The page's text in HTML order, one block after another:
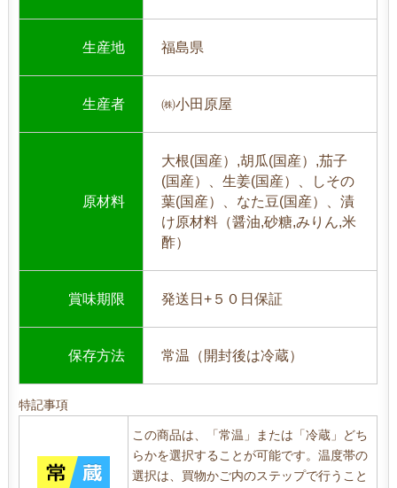
生産地 福島県
生産者 ㈱小田原屋
原材料
大根(国産）,胡瓜(国産）,茄子
(国産）、生姜(国産）、しその
葉(国産）、なた豆(国産）、漬
け原材料（醤油,砂糖,みりん,米
酢）
賞味期限 発送日+５０日保証
保存方法 常温（開封後は冷蔵）
特記事項
この商品は、「常温」または「冷蔵」どち
らかを選択することが可能です。温度帯の
選択は、買物かご内のステップで行うこと